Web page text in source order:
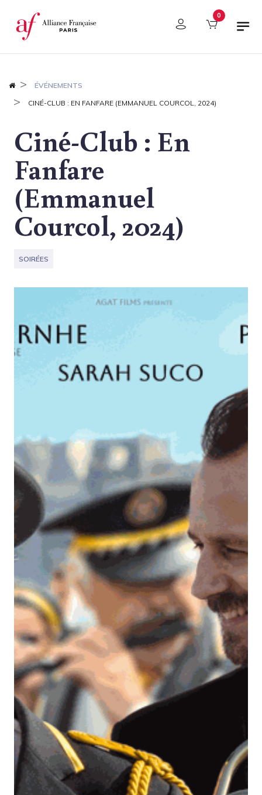
Panneau de gestion des cookies 0
ÉVÉNEMENTS
CINÉ-CLUB : EN FANFARE (EMMANUEL COURCOL, 2024)
Ciné-Club : En
Fanfare
(Emmanuel
Courcol, 2024)
SOIRÉES